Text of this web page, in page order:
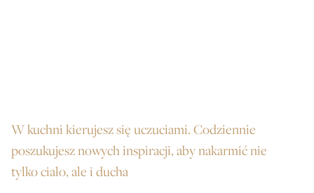
W kuchni kierujesz się uczuciami. Codziennie
poszukujesz nowych inspiracji, aby nakarmić nie
tylko ciało, ale i ducha